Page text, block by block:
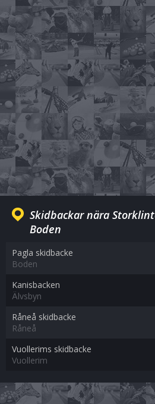
Skidbackar nära
Boden
Pagla skidbacke
Boden
Kanisbacken
Älvsbyn
Råneå skidbacke
Råneå
Vuollerims skidbacke
Vuollerim